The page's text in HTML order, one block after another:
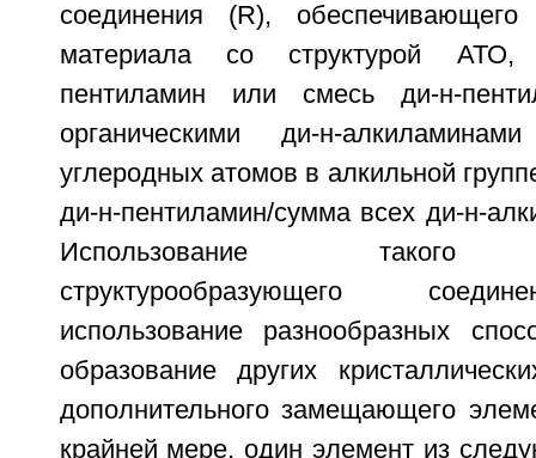
соединения (R), обеспечивающего
материала со структурой АТО,
пентиламин или смесь ди-н-
органическими ди-н-
углеродных атомов в алкильной
ди-н-пентиламин/сумма всех ди-н-
Использование такого
структурообразующего
использование разнообразных
образование других
дополнительного замещающего
крайней мере, один элемент из